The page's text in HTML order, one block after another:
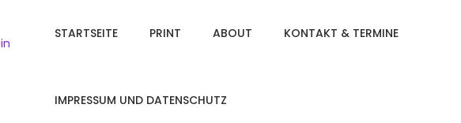
STARTSEITE PRINT ABOUT KONTAKT & TERMINE
IMPRESSUM UND DATENSCHUTZ